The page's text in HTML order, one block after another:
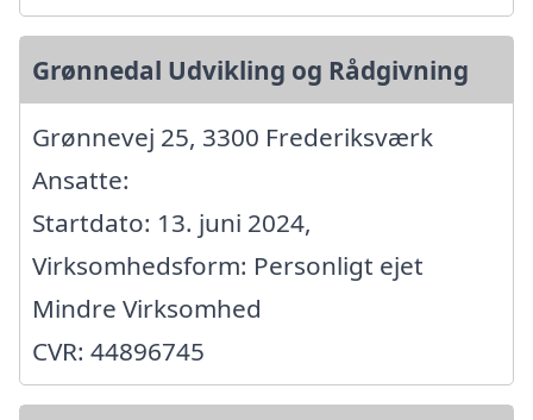
Grønnedal Udvikling og Rådgivning
Grønnevej 25, 3300 Frederiksværk
Ansatte:
Startdato: 13. juni 2024,
Virksomhedsform: Personligt ejet
Mindre Virksomhed
CVR: 44896745